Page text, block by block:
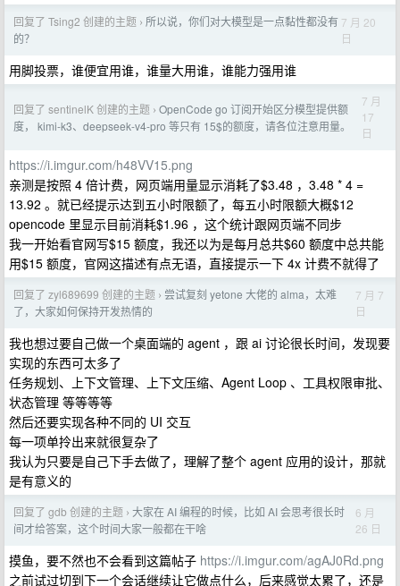
回复了 Tsing2 创建的主题 › 所以说，你们对大模型是一点黏性都没有
的？
7 月 20
日
用脚投票，谁便宜用谁，谁量大用谁，谁能力强用谁
回复了 sentinelK 创建的主题 › OpenCode go 订阅开始区分模型提供额
度， kimi-k3、deepseek-v4-pro 等只有 15$的额度，请各位注意用量。
7 月
17
日
https://i.imgur.com/h48VV15.png
亲测是按照 4 倍计费，网页端用量显示消耗了$3.48 ，3.48 * 4 =
13.92 。就已经提示达到五小时限额了，每五小时限额大概$12
opencode 里显示目前消耗$1.96 ，这个统计跟网页端不同步
我一开始看官网写$15 额度，我还以为是每月总共$60 额度中总共能
用$15 额度，官网这描述有点无语，直接提示一下 4x 计费不就得了
回复了 zyl689699 创建的主题 › 尝试复刻 yetone 大佬的 alma，太难
了，大家如何保持开发热情的
7 月 7
日
我也想过要自己做一个桌面端的 agent ，跟 ai 讨论很长时间，发现要
实现的东西可太多了
任务规划、上下文管理、上下文压缩、Agent Loop 、工具权限审批、
状态管理 等等等等
然后还要实现各种不同的 UI 交互
每一项单拎出来就很复杂了
我认为只要是自己下手去做了，理解了整个 agent 应用的设计，那就
是有意义的
回复了 gdb 创建的主题 › 大家在 AI 编程的时候，比如 AI 会思考很长时
间才给答案，这个时间大家一般都在干啥
6 月
26 日
摸鱼，要不然也不会看到这篇帖子 https://i.imgur.com/agAJ0Rd.png
之前试过切到下一个会话继续让它做点什么，后来感觉太累了，还是